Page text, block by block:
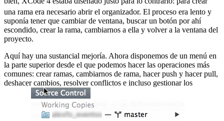
una rama era necesario abrir el organizador. El proceso era lento y
suponía tener que cambiar de ventana, buscar un botón por ahí
escondido, crear la rama, cambiarnos a ella y volver a la ventana del
proyecto.
Aquí hay una sustancial mejoría. Ahora disponemos de un menú en
la parte superior desde el que podemos hacer las operaciones más
comunes: crear ramas, cambiarnos de rama, hacer push y hacer pull,
deshacer cambios, resolver conflictos e incluso gestionar los